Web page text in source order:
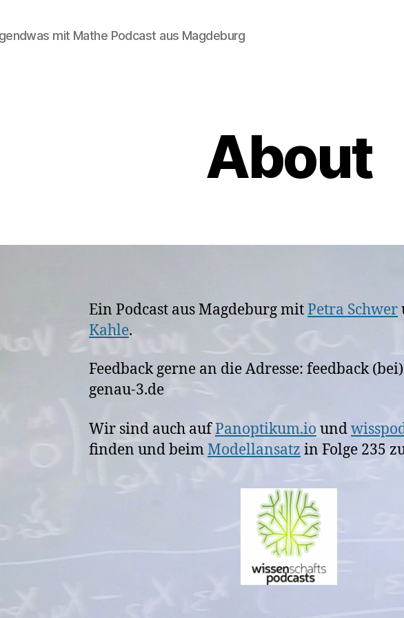
mit Mathe Podcast aus Magdeburg
About
Ein Podcast aus Magdeburg mitPetra Schwer
Kahle.
Feedback gerne an die Adresse: feedback
genau-3.de
Wir sind auch aufPanoptikum.io und
finden und beimModellansatz in Folge 235